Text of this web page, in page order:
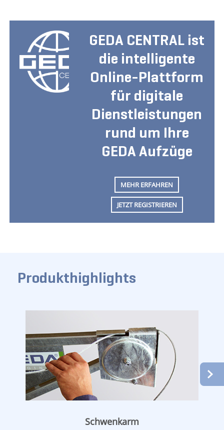
GEDA CENTRAL ist
die intelligente
Online-Plattform
für digitale
Dienstleistungen
rund um Ihre
GEDA Aufzüge
MEHR ERFAHREN
JETZT REGISTRIEREN
Produkthighlights
Schwenkarm